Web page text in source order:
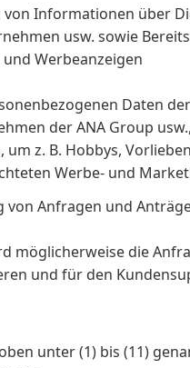
Informationen über
usw. sowie
Werbeanzeigen
Daten
der ANA Group
um z. B. Hobbys,
Werbe- und
von Anfragen und
möglicherweise die
und für den
unter (1) bis (11)